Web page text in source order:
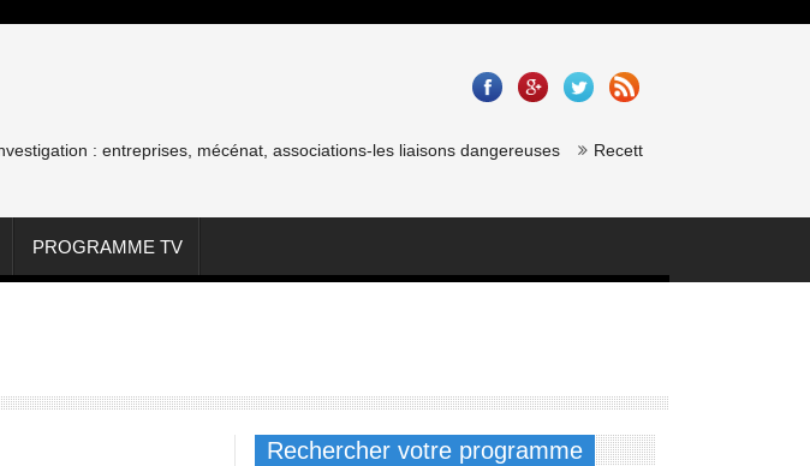
: entreprises, mécénat, associations-les liaisons dangereuses Recette saumon gravlax de
PROGRAMME TV
Rechercher votre programme